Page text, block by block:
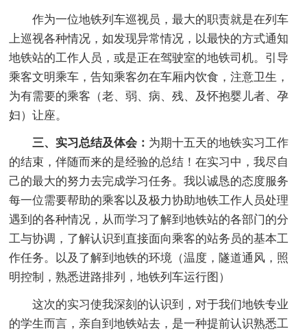
作为一位地铁列车巡视员，最大的职责就是在列车
上巡视各种情况，如发现异常情况，以最快的方式通知
地铁站的工作人员，或是正在驾驶室的地铁司机。引导
乘客文明乘车，告知乘客勿在车厢内饮食，注意卫生，
为有需要的乘客（老、弱、病、残、及怀抱婴儿者、孕
妇）让座。
三、实习总结及体会： 为期十五天的地铁实习工作
的结束，伴随而来的是经验的总结！在实习中，我尽自
己的最大的努力去完成学习任务。我以诚恳的态度服务
每一位需要帮助的乘客以及极力协助地铁工作人员处理
遇到的各种情况，从而学习了解到地铁站的各部门的分
工与协调，了解认识到直接面向乘客的站务员的基本工
作任务。以及了解到地铁的环境（温度，隧道通风，照
明控制，熟悉进路排列，地铁列车运行图）
这次的实习使我深刻的认识到，对于我们地铁专业
的学生而言，亲自到地铁站去，是一种提前认识熟悉工